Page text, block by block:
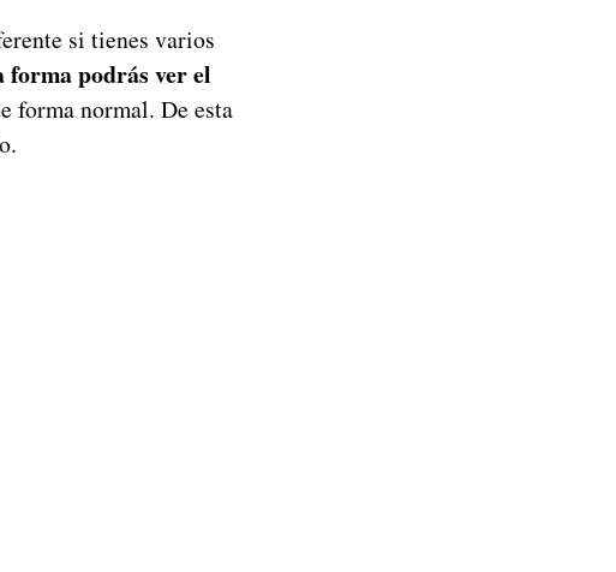
si tienes varios
forma podrás ver el
forma normal. De esta